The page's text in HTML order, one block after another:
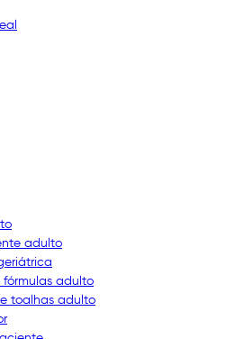
adulto
fórmulas adulto
e toalhas adulto